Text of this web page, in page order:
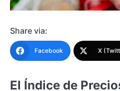
Share via:
Facebook X
El Índice de